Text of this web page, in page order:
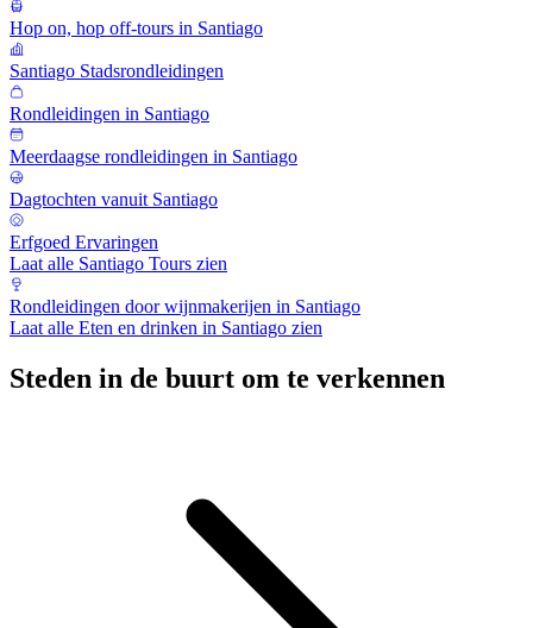
Hop on, hop off-tours in Santiago
Santiago Stadsrondleidingen
Rondleidingen in Santiago
Meerdaagse rondleidingen in Santiago
Dagtochten vanuit Santiago
Erfgoed Ervaringen
Laat alle Santiago Tours zien
Rondleidingen door wijnmakerijen in Santiago
Laat alle Eten en drinken in Santiago zien
Steden in de buurt om te verkennen